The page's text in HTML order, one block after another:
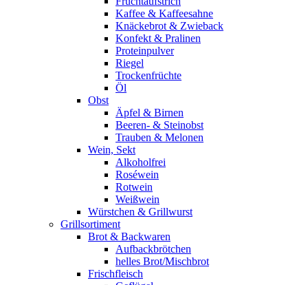
Kaffee & Kaffeesahne
Knäckebrot & Zwieback
Konfekt & Pralinen
Proteinpulver
Riegel
Trockenfrüchte
Öl
Obst
Äpfel & Birnen
Beeren- & Steinobst
Trauben & Melonen
Wein, Sekt
Alkoholfrei
Roséwein
Rotwein
Weißwein
Würstchen & Grillwurst
Grillsortiment
Brot & Backwaren
Aufbackbrötchen
helles Brot/Mischbrot
Frischfleisch